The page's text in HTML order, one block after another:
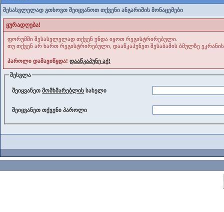
შესასვლელად გთხოვთ შეიყვანოთ თქვენი ანგარიშის მონაცემები
ყურადღება!
ფორუმში შესასვლელად თქვენ უნდა იყოთ რეგისტრირებული.
თუ თქვენ არ ხართ რეგისტრირებული, დააწკაპუნეთ შესაბამის ბმულზე
პაროლი დამავიწყდა! დააწკაპუნე აქ!
შესვლა
შეიყვანეთმომხმარებლის სახელი
შეიყვანეთ თქვენი პაროლი